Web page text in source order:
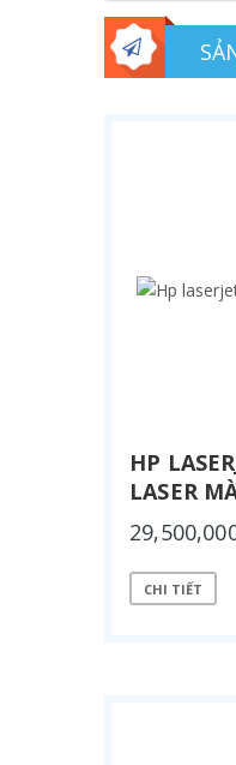
HP
LASER
CHI TIẾT